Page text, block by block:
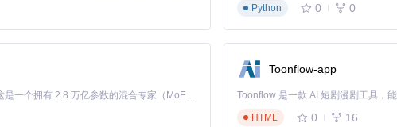
出优异的识别精度。以下是对标准印刷体中文的识别示例：
Python
0 0
Kimi K3 是Kimi能力最强的模型：这是一个拥有 2.8 万亿参数的混合专家（MoE）模型，具备原生视觉理解能力，并支持 100 万 token 的上下文窗口。
Toonflow-app
HTML
0 16